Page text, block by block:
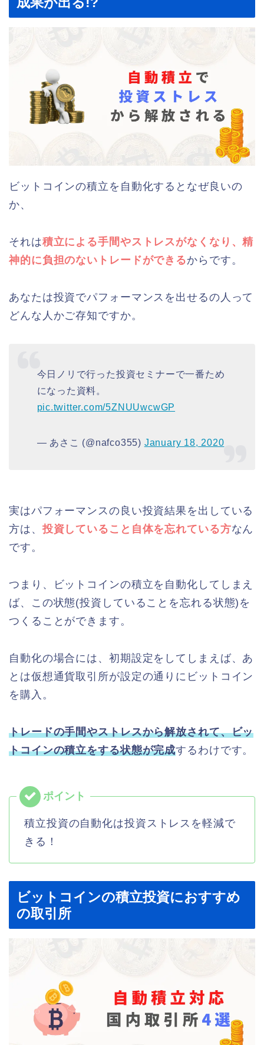
ビットコインの積立を自動化するとなぜ良いの
か、
それは積立による手間やストレスがなくなり、精
神的に負担のないトレードができるからです。
あなたは投資でパフォーマンスを出せるの人って
どんな人かご存知ですか。
今日ノリで行った投資セミナーで一番ため
になった資料。
pic.twitter.com/5ZNUUwcwGP
— あさこ (@nafco355) January 18, 2020
実はパフォーマンスの良い投資結果を出している
方は、 投資していること自体を忘れている方なん
です。
つまり、ビットコインの積立を自動化してしまえ
ば、この状態(投資していることを忘れる状態)を
つくることができます。
自動化の場合には、初期設定をしてしまえば、あ
とは仮想通貨取引所が設定の通りにビットコイン
を購入。
トレードの手間やストレスから解放されて、ビッ
トコインの積立をする状態が完成するわけです。
積立投資の自動化は投資ストレスを軽減で
きる！
ビットコインの積立投資におすすめ
の取引所